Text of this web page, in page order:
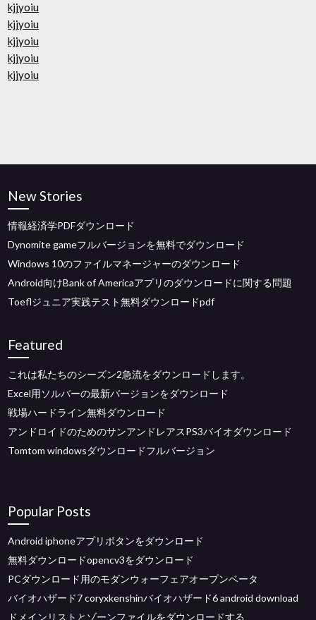
kjjyoiu
kjjyoiu
kjjyoiu
kjjyoiu
kjjyoiu
New Stories
情報経済学PDFダウンロード
Dynomite gameフルバージョンを無料でダウンロード
Windows 10のファイルマネージャーのダウンロード
Android向けBank of Americaアプリのダウンロードに関する問題
Toeflジュニア実践テスト無料ダウンロードpdf
Featured
これは私たちのシーズン2急流をダウンロードします。
Excel用ソルバーの最新バージョンをダウンロード
戦場ハードライン無料ダウンロード
アンドロイドのためのサンアンドレアスPS3バイオダウンロード
Tomtom windowsダウンロードフルバージョン
Popular Posts
Android iphoneアプリボタンをダウンロード
無料ダウンロードopencv3をダウンロード
PCダウンロード用のモダンウォーフェアオープンベータ
バイオハザード7 coryxkenshinバイオハザード6 android download
ドメインリストとゾーンファイルをダウンロードする